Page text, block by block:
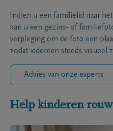
Indien u een familielid naar
kan u een gezins- of
verpleging om de foto een
zodat iedereen steeds visueel
Advies van onze experts
Help kinderen